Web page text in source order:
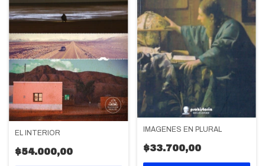
EL INTERIOR
$54.000,00
IMÁGENES EN PLURAL
$33.700,00